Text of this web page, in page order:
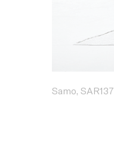
Samo, SAR137